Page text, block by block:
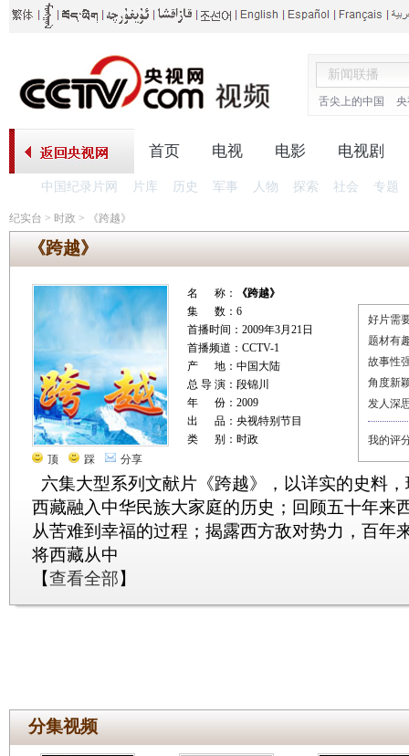
舌尖上的中国
首页 电视 电影 电视剧
中国纪录片网 片库 历史 军事 人物 探索 社会 专题
纪实台 > 时政 > 《跨越》
《跨越》
顶 踩 分享
名 称：
《跨越》
集 数：6
首播时间：2009年3月21日
首播频道：CCTV-1
产 地：中国大陆
总 导 演：段锦川
年 份：2009
出 品：央视特别节目
类 别：时政
六集大型系列文献片《跨越》，以详实的史料
西藏融入中华民族大家庭的历史；回顾五十年来
从苦难到幸福的过程；揭露西方敌对势力，百年
将西藏从中
【查看全部】
好片需
题材有
故事性
角度新
发人深
我的评
分集视频